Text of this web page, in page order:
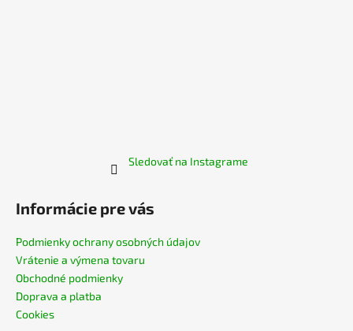
Sledovať na Instagrame
Informácie pre vás
Podmienky ochrany osobných údajov
Vrátenie a výmena tovaru
Obchodné podmienky
Doprava a platba
Cookies